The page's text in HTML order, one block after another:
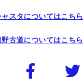
ャスタについてはこちら
野古道についてはこちら